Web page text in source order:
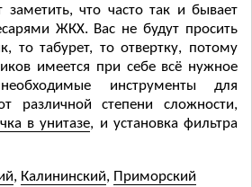
заметить, что часто так и бывает
ЖКХ. Вас не будут просить
то табурет, то отвертку, потому
имеется при себе всё нужное
инструменты для
различной степени сложности,
в унитазе, и установка фильтра
, Калининский, Приморский